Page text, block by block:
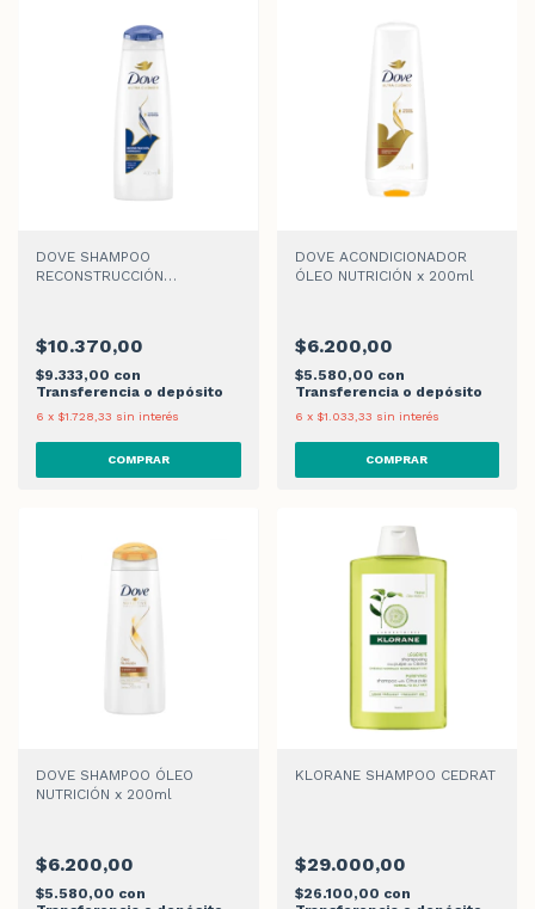
DOVE SHAMPOO
RECONSTRUCCIÓN
$10.370,00
$9.333,00 con
Transferencia o depósito
6 x $1.728,33 sin interés
DOVE ACONDICIONADOR
ÓLEO NUTRICIÓN x 200ml
$6.200,00
$5.580,00 con
Transferencia o depósito
6 x $1.033,33 sin interés
DOVE SHAMPOO ÓLEO
NUTRICIÓN x 200ml
$6.200,00
$5.580,00 con
KLORANE SHAMPOO CEDRAT
$29.000,00
$26.100,00 con